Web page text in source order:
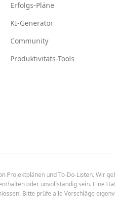
Erfolgs-Pläne
KI-Generator
Community
Produktivitäts-Tools
Projektplänen und To-Do-Listen. Wir
oder unvollständig sein. Eine
Bitte prüfe alle Vorschläge